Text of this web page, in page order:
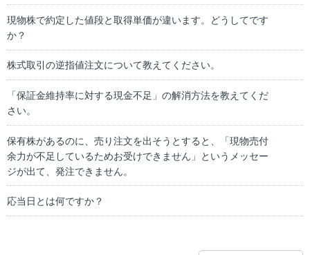
現物株で約定した値段と取得単価が違います。どうしてです
か？
株式取引の逆指値注文について教えてください。
「保証金維持率に対する現金不足」の解消方法を教えてくだ
さい。
保有株があるのに、売り注文を出そうとすると、「現物売付
余力が不足しているためお受けできません」というメッセー
ジが出て、発注できません。
応当日とは何ですか？